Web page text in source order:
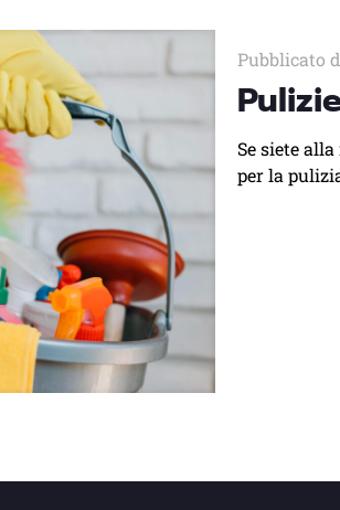
Pubblicato
Se siete
per la